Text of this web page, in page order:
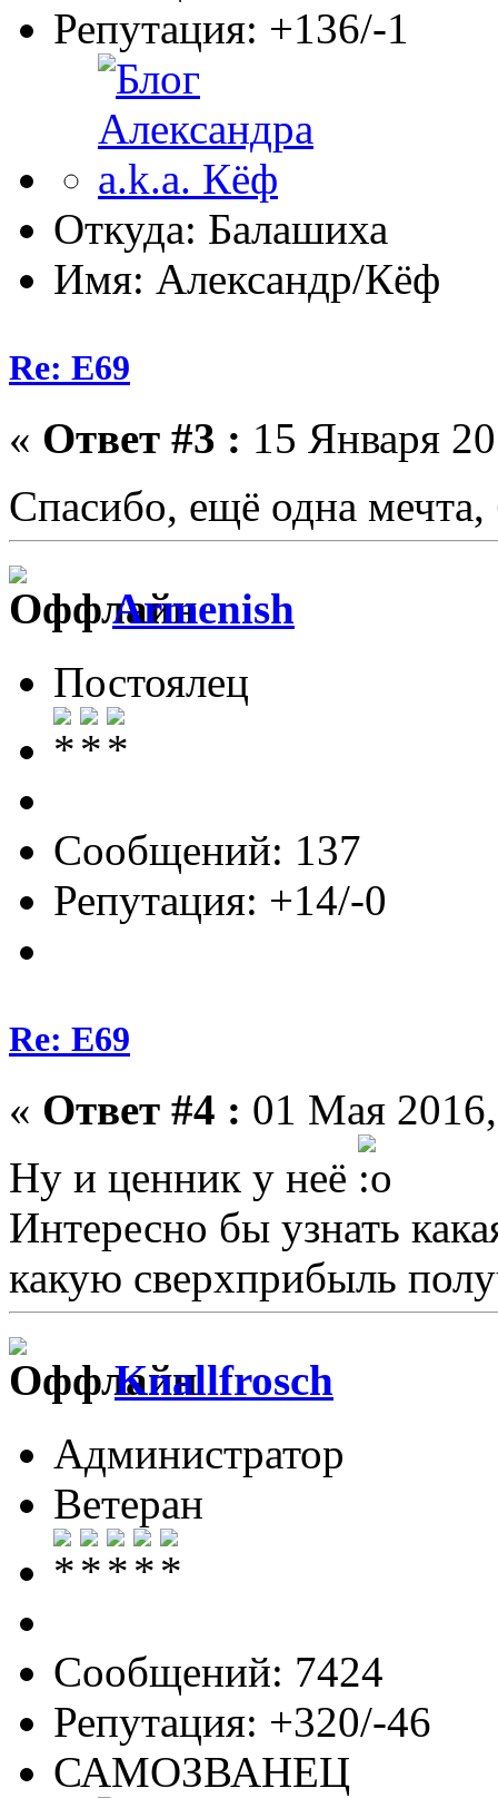
Репутация: +136/-1
Откуда: Балашиха
Имя: Александр/Кёф
Re: E69
« Ответ #3 : 15 Января
Спасибо, ещё одна
Armenish
Постоялец
Сообщений: 137
Репутация: +14/-0
Re: E69
« Ответ #4 : 01 Мая
Ну и ценник у неё
Интересно бы узнать
какую сверхприбыль
Knallfrosch
Администратор
Ветеран
Сообщений: 7424
Репутация: +320/-46
САМОЗВАНЕЦ